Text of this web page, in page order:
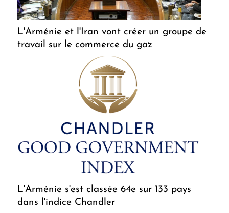
L'Arménie et l'Iran vont créer un groupe de
travail sur le commerce du gaz
L'Arménie s'est classée 64e sur 133 pays
dans l'indice Chandler